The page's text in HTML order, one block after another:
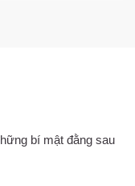
bí mật đằng sau